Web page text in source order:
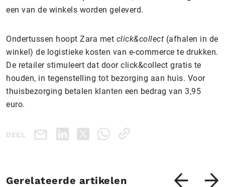
een van de winkels worden geleverd.
Ondertussen hoopt Zara met click&collect (afhalen in de
winkel) de logistieke kosten van e-commerce te drukken.
De retailer stimuleert dat door click&collect gratis te
houden, in tegenstelling tot bezorging aan huis. Voor
thuisbezorging betalen klanten een bedrag van 3,95
euro.
DEEL
Gerelateerde artikelen